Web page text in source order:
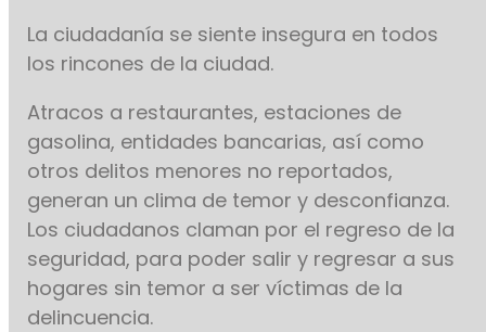
La ciudadanía se siente insegura en todos
los rincones de la ciudad.
Atracos a restaurantes, estaciones de
gasolina, entidades bancarias, así como
otros delitos menores no reportados,
generan un clima de temor y desconfianza.
Los ciudadanos claman por el regreso de la
seguridad, para poder salir y regresar a sus
hogares sin temor a ser víctimas de la
delincuencia.